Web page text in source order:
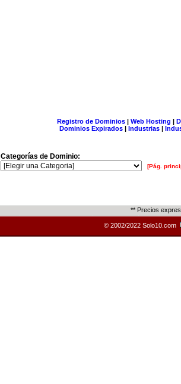
Registro de Dominios| Web Hosting |
Dominios Expirados | Industrias |
Categorías de Dominio:
[Pág.
** Precios
© 2002/2022 Solo10.com